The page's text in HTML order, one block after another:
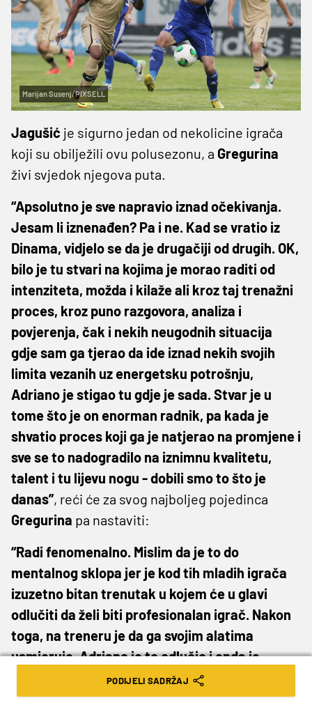
Marijan Susenj/PIXSELL
Jagušić je sigurno jedan od nekolicine igrača
koji su obilježili ovu polusezonu, a Gregurina
živi svjedok njegova puta.
“Apsolutno je sve napravio iznad očekivanja.
Jesam li iznenađen? Pa i ne. Kad se vratio iz
Dinama, vidjelo se da je drugačiji od drugih. OK,
bilo je tu stvari na kojima je morao raditi od
intenziteta, možda i kilaže ali kroz taj trenažni
proces, kroz puno razgovora, analiza i
povjerenja, čak i nekih neugodnih situacija
gdje sam ga tjerao da ide iznad nekih svojih
limita vezanih uz energetsku potrošnju,
Adriano je stigao tu gdje je sada. Stvar je u
tome što je on enorman radnik, pa kada je
shvatio proces koji ga je natjerao na promjene i
sve se to nadogradilo na iznimnu kvalitetu,
talent i tu lijevu nogu - dobili smo to što je
danas”, reći će za svog najboljeg pojedinca
Gregurina pa nastaviti:
“Radi fenomenalno. Mislim da je to do
mentalnog sklopa jer je kod tih mladih igrača
izuzetno bitan trenutak u kojem će u glavi
odlučiti da želi biti profesionalan igrač. Nakon
toga, na treneru je da ga svojim alatima
usmjeruje. Adriano je to odlučio i onda je
krenulo. Svaki trening - 100 posto. Svaka
utakmica - isto tako. Pa individualan rad,
PODIJELI SADRŽAJ